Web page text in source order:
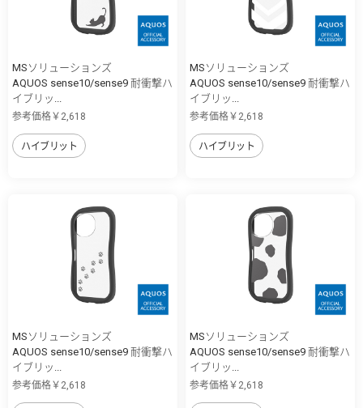
MSソリューションズ
AQUOS sense10/sense9 耐衝撃ハ
イブリッ...
参考価格￥2,618
ハイブリット
MSソリューションズ
AQUOS sense10/sense9 耐衝撃ハ
イブリッ...
参考価格￥2,618
ハイブリット
MSソリューションズ
AQUOS sense10/sense9 耐衝撃ハ
イブリッ...
参考価格￥2,618
MSソリューションズ
AQUOS sense10/sense9 耐衝撃ハ
イブリッ...
参考価格￥2,618